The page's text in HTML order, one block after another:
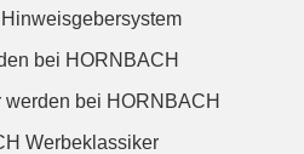
bei HORNBACH
werden bei HORNBACH
Werbeklassiker